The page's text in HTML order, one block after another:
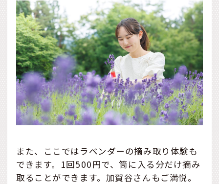
また、ここではラベンダーの摘み取り体験も
できます。1回500円で、筒に入る分だけ摘み
取ることができます。加賀谷さんもご満悦。